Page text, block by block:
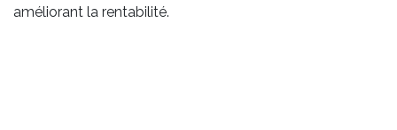
améliorant la rentabilité.